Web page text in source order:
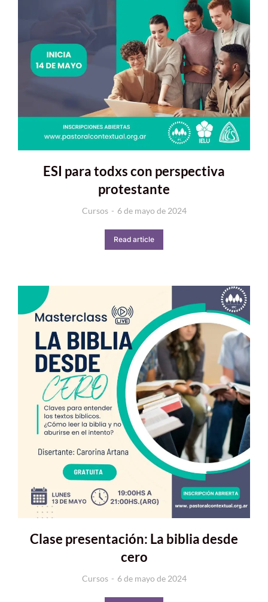
ESI para todxs con perspectiva
protestante
Cursos 6 de mayo de 2024
Read article
Clase presentación: La biblia desde
cero
Cursos 6 de mayo de 2024